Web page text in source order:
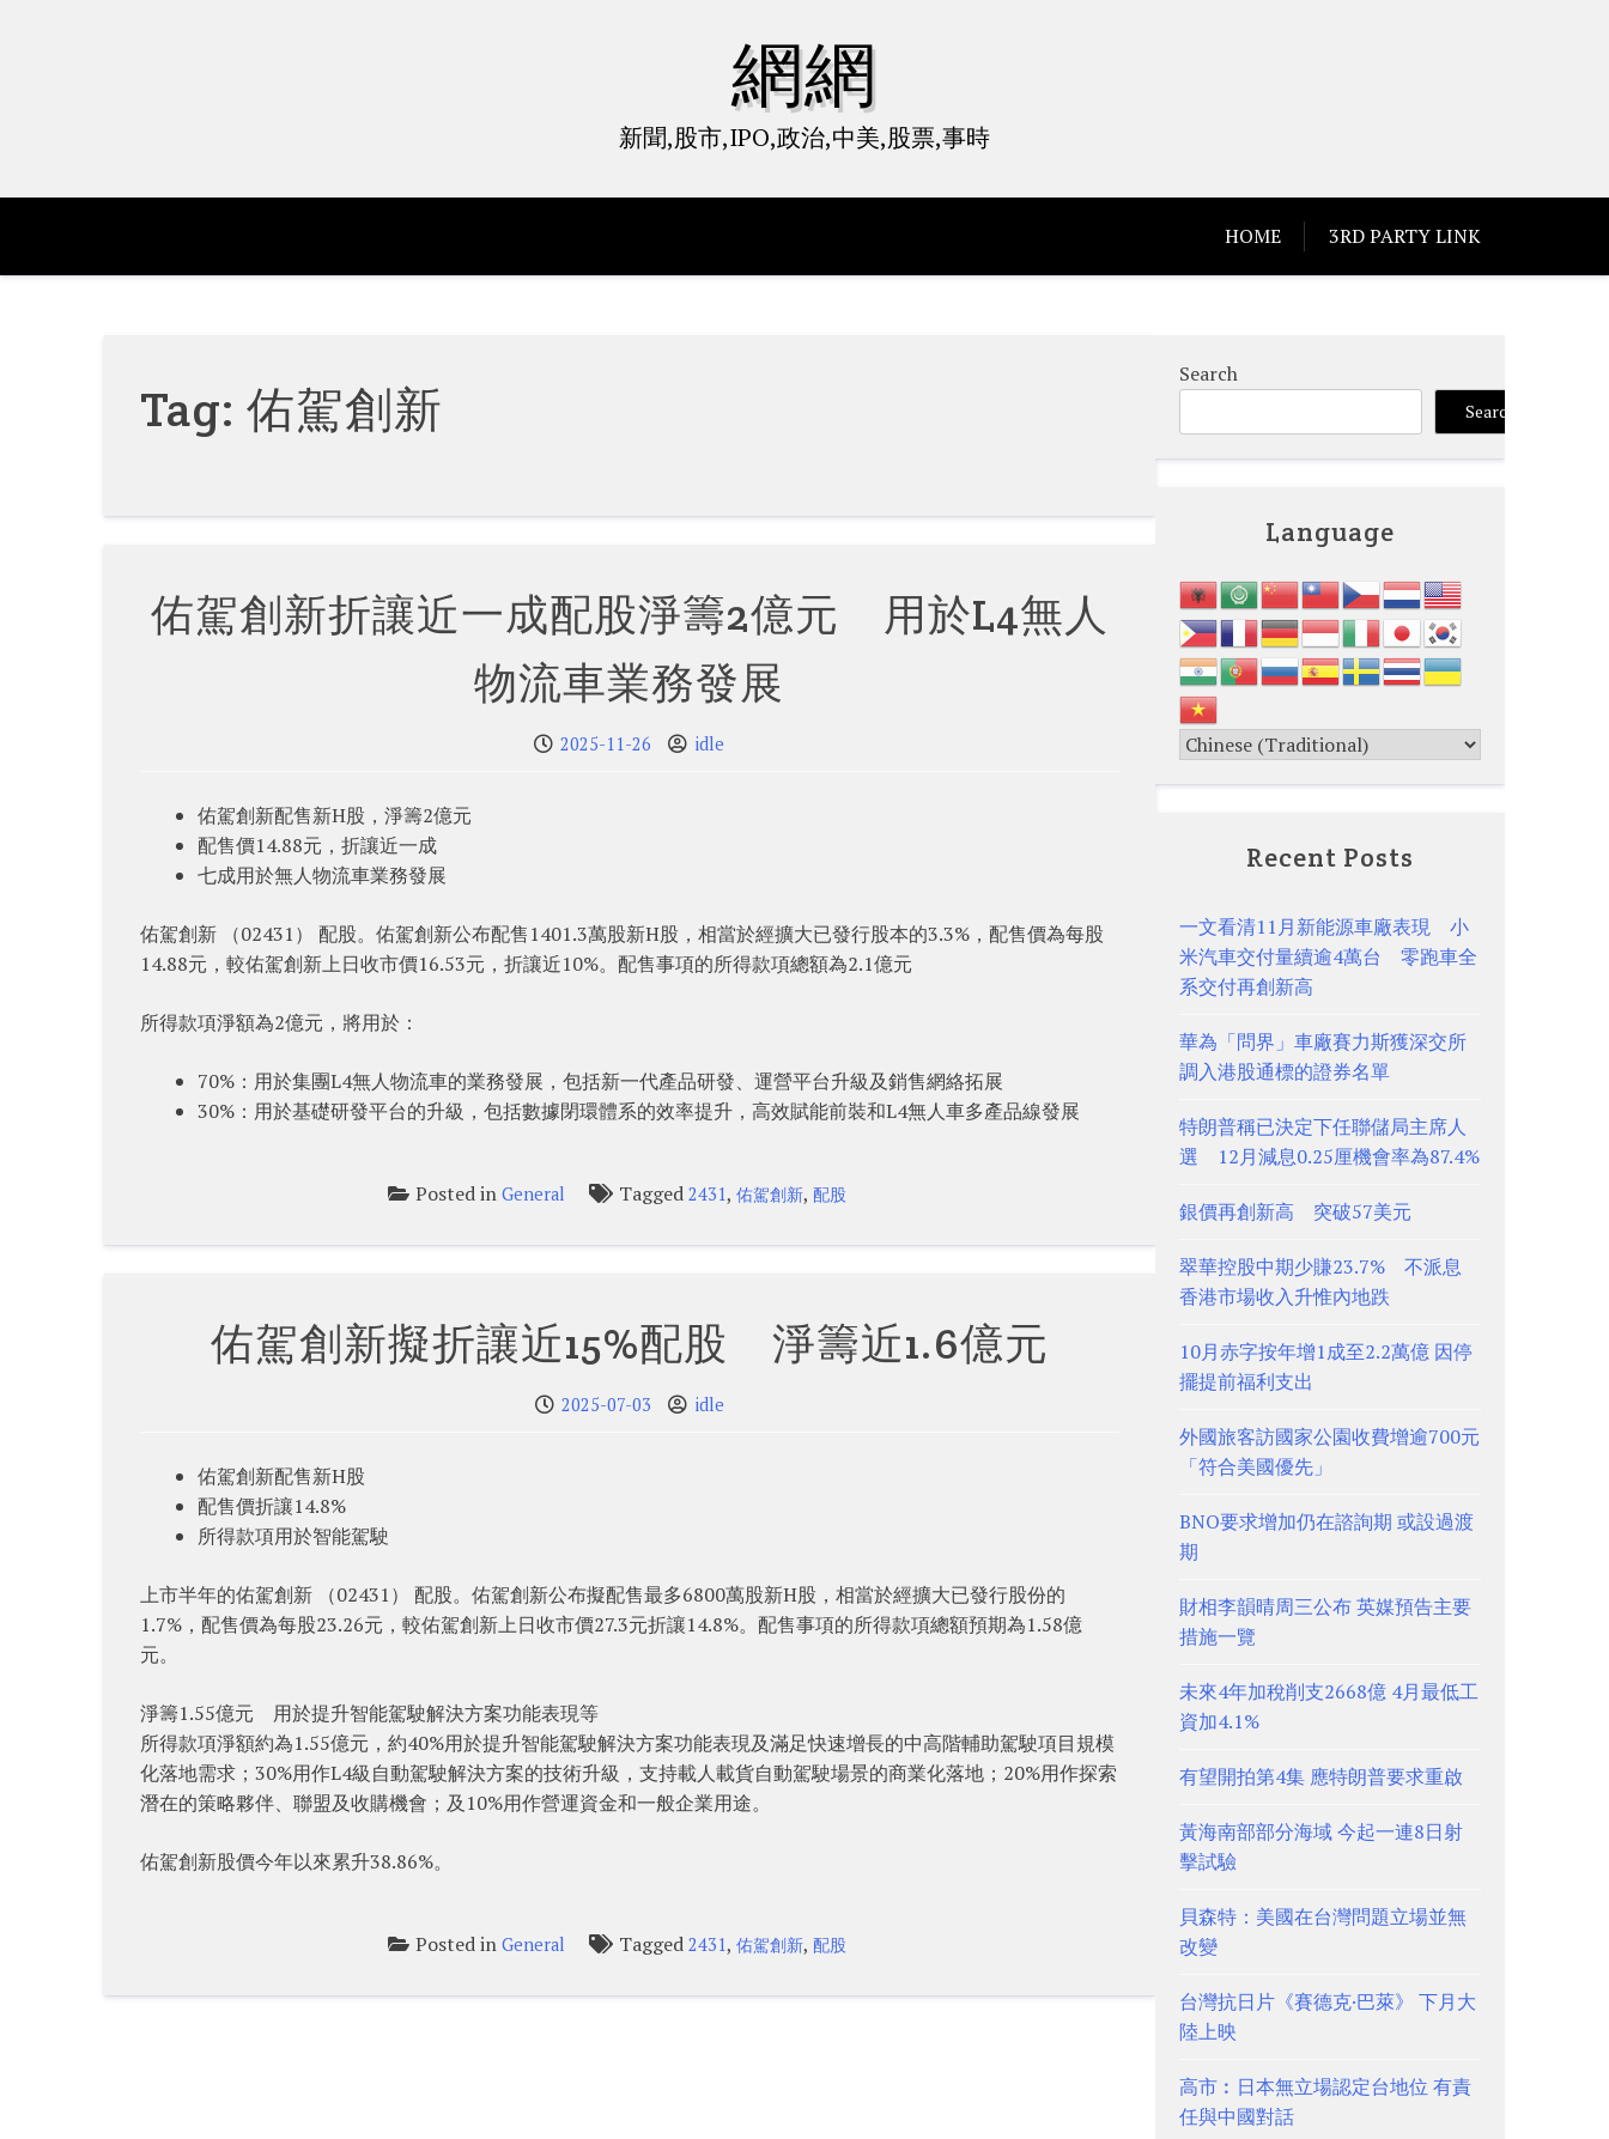
網網
新聞,股市,IPO,政治,中美,股票,事時
HOME 3RD PARTY LINK
Tag: 佑駕創新
佑駕創新折讓近一成配股淨籌2億元 用於L4無人
物流車業務發展
2025-11-26 idle
佑駕創新配售新H股，淨籌2億元
配售價14.88元，折讓近一成
七成用於無人物流車業務發展
佑駕創新 （02431） 配股。佑駕創新公布配售1401.3萬股新H股，相當於經擴大已發行股本的3.3%，配售價為每股
14.88元，較佑駕創新上日收市價16.53元，折讓近10%。配售事項的所得款項總額為2.1億元
所得款項淨額為2億元，將用於：
70%：用於集團L4無人物流車的業務發展，包括新一代產品研發、運營平台升級及銷售網絡拓展
30%：用於基礎研發平台的升級，包括數據閉環體系的效率提升，高效賦能前裝和L4無人車多產品線發展
Posted inGeneral Tagged2431,佑駕創新,配股
佑駕創新擬折讓近15%配股 淨籌近1.6億元
2025-07-03 idle
佑駕創新配售新H股
配售價折讓14.8%
所得款項用於智能駕駛
上市半年的佑駕創新 （02431） 配股。佑駕創新公布擬配售最多6800萬股新H股，相當於經擴大已發行股份的
1.7%，配售價為每股23.26元，較佑駕創新上日收市價27.3元折讓14.8%。配售事項的所得款項總額預期為1.58億
元。
淨籌1.55億元 用於提升智能駕駛解決方案功能表現等
所得款項淨額約為1.55億元，約40%用於提升智能駕駛解決方案功能表現及滿足快速增長的中高階輔助駕駛項目規模
化落地需求；30%用作L4級自動駕駛解決方案的技術升級，支持載人載貨自動駕駛場景的商業化落地；20%用作探索
潛在的策略夥伴、聯盟及收購機會；及10%用作營運資金和一般企業用途。
佑駕創新股價今年以來累升38.86%。
Posted inGeneral Tagged2431,佑駕創新,配股
Search
Search
Language
Recent Posts
一文看清11月新能源車廠表現 小
米汽車交付量續逾4萬台 零跑車全
系交付再創新高
華為「問界」車廠賽力斯獲深交所
調入港股通標的證券名單
特朗普稱已決定下任聯儲局主席人
選 12月減息0.25厘機會率為87.4%
銀價再創新高 突破57美元
翠華控股中期少賺23.7% 不派息
香港市場收入升惟內地跌
10月赤字按年增1成至2.2萬億 因停
擺提前福利支出
外國旅客訪國家公園收費增逾700元
「符合美國優先」
BNO要求增加仍在諮詢期 或設過渡
期
財相李韻晴周三公布 英媒預告主要
措施一覽
未來4年加稅削支2668億 4月最低工
資加4.1%
有望開拍第4集 應特朗普要求重啟
黃海南部部分海域 今起一連8日射
擊試驗
貝森特：美國在台灣問題立場並無
改變
台灣抗日片《賽德克·巴萊》 下月大
陸上映
高市︰日本無立場認定台地位 有責
任與中國對話